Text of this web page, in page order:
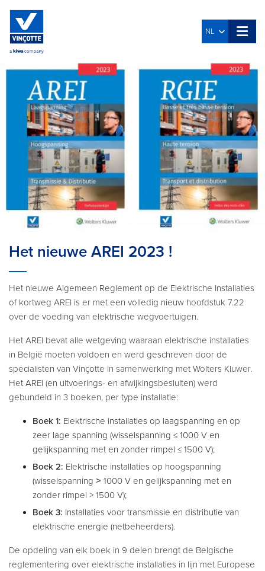
NL
Het nieuwe AREI 2023 !
Het nieuwe Algemeen Reglement op de Elektrische Installaties
of kortweg AREI is er met een volledig nieuw hoofdstuk 7.22
over de voeding van elektrische wegvoertuigen.
Het AREI bevat alle wetgeving waaraan elektrische installaties
in België moeten voldoen en werd geschreven door de
specialisten van Vinçotte in samenwerking met Wolters Kluwer.
Het AREI (en uitvoerings- en afwijkingsbesluiten) werd
gebundeld in 3 boeken, per type installatie:
Boek 1: Elektrische installaties op laagspanning en op
zeer lage spanning (wisselspanning ≤ 1000 V en
gelijkspanning met en zonder rimpel ≤ 1500 V);
Boek 2: Elektrische installaties op hoogspanning
(wisselspanning ˃ 1000 V en gelijkspanning met en
zonder rimpel > 1500 V);
Boek 3: Installaties voor transmissie en distributie van
elektrische energie (netbeheerders).
De opdeling van elk boek in 9 delen brengt de Belgische
reglementering over elektrische installaties in lijn met Europese